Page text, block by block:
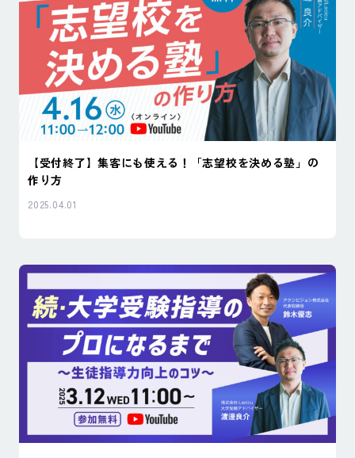
【受付終了】集客にも使える！「志望校を決める塾」の
作り方
2025.04.01